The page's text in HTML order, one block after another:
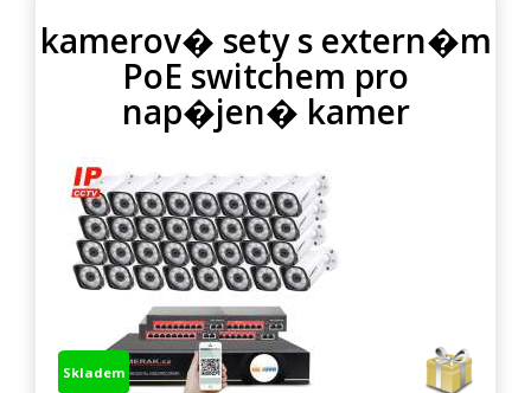
kamerov� sety s extern�m
PoE switchem pro
nap�jen� kamer
Skladem